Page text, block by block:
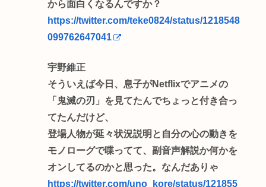
から面白くなるんですか？
https://twitter.com/teke0824/status/1218548
099762647041
宇野維正
そういえば今日、息子がNetflixでアニメの
「鬼滅の刃」を見てたんでちょっと付き合っ
てたんだけど、
登場人物が延々状況説明と自分の心の動きを
モノローグで喋ってて、副音声解説か何かを
オンしてるのかと思った。なんだありゃ
https://twitter.com/uno_kore/status/121855